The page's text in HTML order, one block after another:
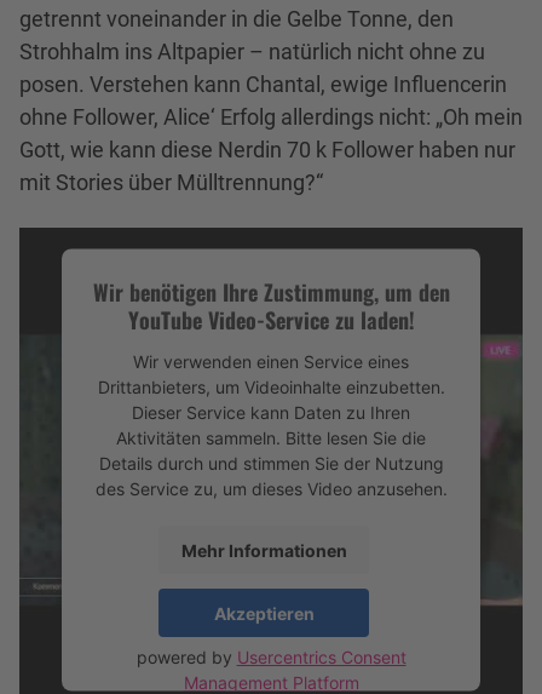
getrennt voneinander in die Gelbe Tonne, den
Strohhalm ins Altpapier – natürlich nicht ohne zu
posen. Verstehen kann Chantal, ewige Influencerin
ohne Follower, Alice‘ Erfolg allerdings nicht: „Oh mein
Gott, wie kann diese Nerdin 70 k Follower haben nur
mit Stories über Mülltrennung?“
Wir benötigen Ihre Zustimmung, um den
YouTube Video-Service zu laden!
Wir verwenden einen Service eines
Drittanbieters, um Videoinhalte einzubetten.
Dieser Service kann Daten zu Ihren
Aktivitäten sammeln. Bitte lesen Sie die
Details durch und stimmen Sie der Nutzung
des Service zu, um dieses Video anzusehen.
Mehr Informationen
Akzeptieren
powered by Usercentrics Consent
Management Platform
Trailer auf Youtube ansehen
„Mülltrennung wirkt“ auf der großen Leinwand
Für die Initiative „Mülltrennung wirkt“ ist diese